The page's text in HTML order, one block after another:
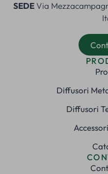
SEDEVia
Diffusori
Diffusori